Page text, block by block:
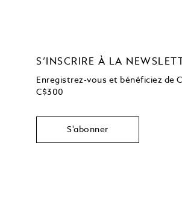
S’INSCRIRE À LA
Enregistrez-vous et bénéficiez de
C$300
S'abonner